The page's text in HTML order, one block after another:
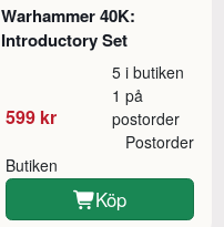
Warhammer 40K:
Introductory Set
599 kr
5 i butiken
1 på
postorder
Butiken
Postorder
Köp